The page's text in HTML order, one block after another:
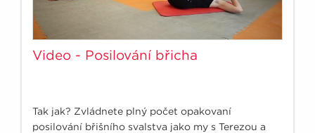
Video - Posilování břicha
Tak jak? Zvládnete plný počet opakovaní
posilování břišního svalstva jako my s Terezou a